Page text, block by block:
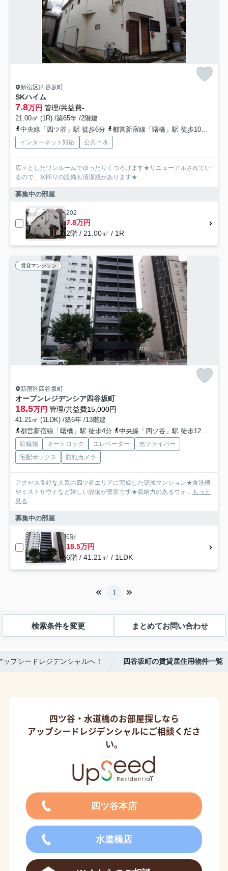
新宿区四谷坂町
SKハイム
7.8万円 管理/共益費-
21.00㎡ (1R) /築65年 /2階建
中央線「四ツ谷」駅 徒歩6分
都営新宿線「曙橋」駅 徒歩10分
インターネット対応 公共下水
広々としたワンルームでゆったりくつろげます★リニューアルされてい
るので、水回りの設備も清潔感があります★
募集中の部屋
202
7.8万円
2階 / 21.00㎡ / 1R
賃貸マンション
新宿区四谷坂町
オープンレジデンシア四谷坂町
18.5万円 管理/共益費15,000円
41.21㎡ (1LDK) /築6年 /13階建
都営新宿線「曙橋」駅 徒歩4分
中央線「四ツ谷」駅 徒歩12分
駐輪場 オートロック エレベーター
光ファイバー
宅配ボックス
防犯カメラ
アクセス良好な人気の四ツ谷エリアに完成した築浅マンション★食洗機
やミストサウナなど嬉しい設備が豊富です★収納力のあるウォ... もっと
見る
募集中の部屋
6階
18.5万円
6階 / 41.21㎡ / 1LDK
1
検索条件を変更 まとめてお問い合わせ
プシードレジデンシャルへ！ 四谷坂町の賃貸居住用物件一覧
四ツ谷・水道橋のお部屋探しなら
アップシードレジデンシャルにご相談くださ
い。
四ツ谷本店
水道橋店